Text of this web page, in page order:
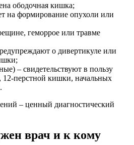
ободочная кишка;
на формирование опухоли или
геморрое или травме
о дивертикуле или
– свидетельствуют в пользу
12-перстной кишки, начальных
– ценный диагностический
врач и к кому